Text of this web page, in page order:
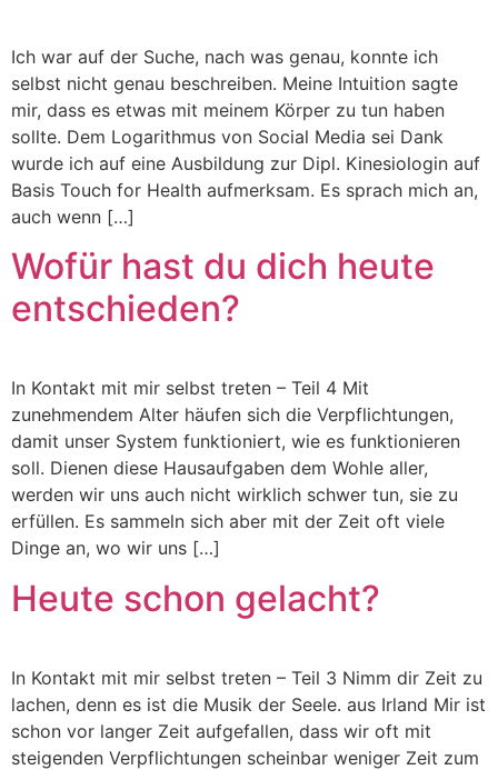
Ich war auf der Suche, nach was genau, konnte ich
selbst nicht genau beschreiben. Meine Intuition sagte
mir, dass es etwas mit meinem Körper zu tun haben
sollte. Dem Logarithmus von Social Media sei Dank
wurde ich auf eine Ausbildung zur Dipl. Kinesiologin auf
Basis Touch for Health aufmerksam. Es sprach mich an,
auch wenn […]
Wofür hast du dich heute
entschieden?
In Kontakt mit mir selbst treten – Teil 4 Mit
zunehmendem Alter häufen sich die Verpflichtungen,
damit unser System funktioniert, wie es funktionieren
soll. Dienen diese Hausaufgaben dem Wohle aller,
werden wir uns auch nicht wirklich schwer tun, sie zu
erfüllen. Es sammeln sich aber mit der Zeit oft viele
Dinge an, wo wir uns […]
Heute schon gelacht?
In Kontakt mit mir selbst treten – Teil 3 Nimm dir Zeit zu
lachen, denn es ist die Musik der Seele. aus Irland Mir ist
schon vor langer Zeit aufgefallen, dass wir oft mit
steigenden Verpflichtungen scheinbar weniger Zeit zum